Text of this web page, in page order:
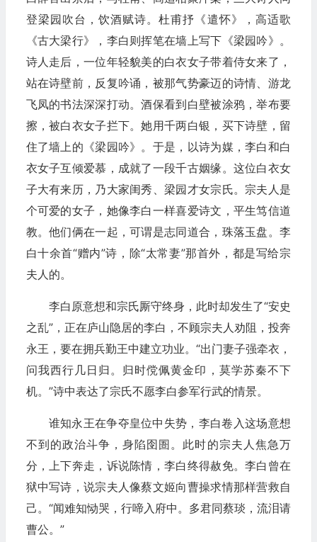
登梁园吹台，饮酒赋诗。杜甫抒《遣怀》，高适歌
《古大梁行》，李白则挥笔在墙上写下《梁园吟》。
诗人走后，一位年轻貌美的白衣女子带着侍女来了，
站在诗壁前，反复吟诵，被那气势豪迈的诗情、游龙
飞凤的书法深深打动。酒保看到白壁被涂鸦，举布要
擦，被白衣女子拦下。她用千两白银，买下诗壁，留
住了墙上的《梁园吟》。于是，以诗为媒，李白和白
衣女子互倾爱慕，成就了一段千古姻缘。这位白衣女
子大有来历，乃大家闺秀、梁园才女宗氏。宗夫人是
个可爱的女子，她像李白一样喜爱诗文，平生笃信道
教。他们俩在一起，可谓是志同道合，珠落玉盘。李
白十余首“赠内”诗，除“太常妻”那首外，都是写给宗
夫人的。
李白原意想和宗氏厮守终身，此时却发生了“安史
之乱”，正在庐山隐居的李白，不顾宗夫人劝阻，投奔
永王，要在拥兵勤王中建立功业。“出门妻子强牵衣，
问我西行几日归。归时傥佩黄金印，莫学苏秦不下
机。”诗中表达了宗氏不愿李白参军行武的情景。
谁知永王在争夺皇位中失势，李白卷入这场意想
不到的政治斗争，身陷囹圄。此时的宗夫人焦急万
分，上下奔走，诉说陈情，李白终得赦免。李白曾在
狱中写诗，说宗夫人像蔡文姬向曹操求情那样营救自
己。“闻难知恸哭，行啼入府中。多君同蔡琰，流泪请
曹公。”